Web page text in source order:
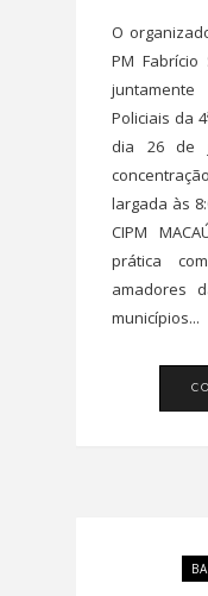
O
PM Fabrício
Policiais da
dia 26 de
largada às
CIPM
prática
amadores
municípios...